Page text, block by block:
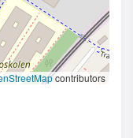
contributors